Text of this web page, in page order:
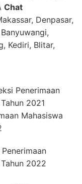
Chat
Denpasar,
Kediri, Blitar,
Penerimaan
2021
Mahasiswa
2022